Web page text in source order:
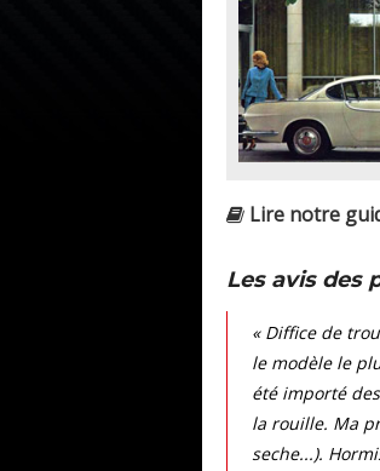
Lire notre
Les avis des
« Diffice de
le modèle le
été importé
la rouille. Ma
seche...).